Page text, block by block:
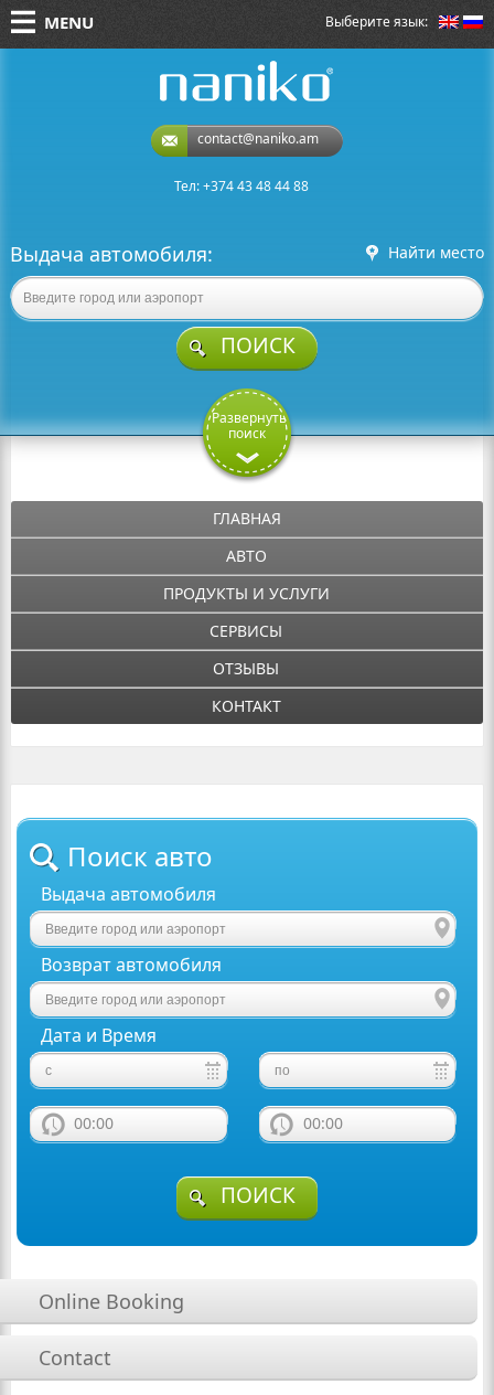
Выберите язык:
MENU
contact@naniko.am
Тел: +374 43 48 44 88
Выдача автомобиля: Найти место
ПОИСК
Развернуть
поиск
ГЛАВНАЯ
АВТО
ПРОДУКТЫ И УСЛУГИ
СЕРВИСЫ
ОТЗЫВЫ
КОНТАКТ
Поиск авто
Выдача автомобиля
Возврат автомобиля
Дата и Время
00:00 00:00
ПОИСК
Online Booking
Contact